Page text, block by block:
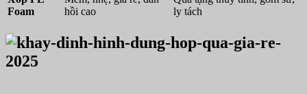
Foam
hồi cao
ly tách